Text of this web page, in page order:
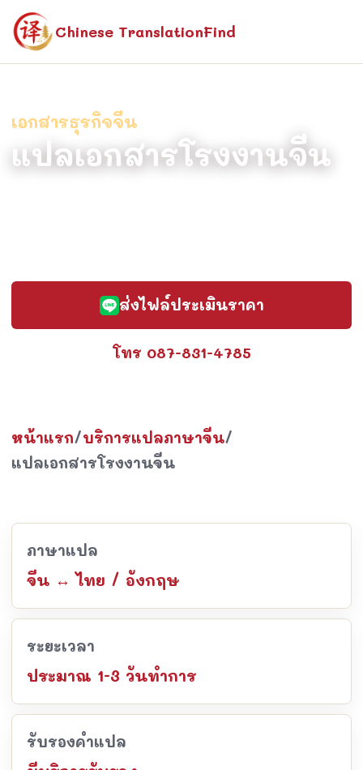
Chinese TranslationFind
เอกสารธุรกิจจีน
แปลเอกสารโรงงานจีน
ส่งไฟล์ประเมินราคา
โทร 087-831-4785
หน้าแรก/บริการแปลภาษาจีน/
แปลเอกสารโรงงานจีน
ภาษาแปล
จีน ↔ ไทย / อังกฤษ
ระยะเวลา
ประมาณ 1-3 วันทำการ
รับรองคำแปล